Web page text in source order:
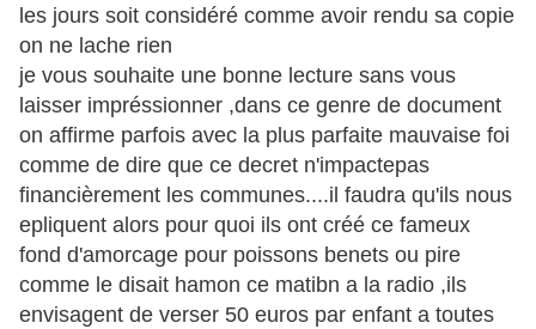
les jours soit considéré comme avoir rendu sa copie
on ne lache rien
je vous souhaite une bonne lecture sans vous
laisser impréssionner ,dans ce genre de document
on affirme parfois avec la plus parfaite mauvaise foi
comme de dire que ce decret n'impactepas
financièrement les communes....il faudra qu'ils nous
epliquent alors pour quoi ils ont créé ce fameux
fond d'amorcage pour poissons benets ou pire
comme le disait hamon ce matibn a la radio ,ils
envisagent de verser 50 euros par enfant a toutes